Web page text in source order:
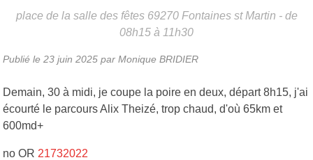
place de la salle des fêtes 69270 Fontaines st Martin - de
08h15 à 11h30
Publié le 23 juin 2025 par Monique BRIDIER
Demain, 30 à midi, je coupe la poire en deux, départ 8h15, j'ai
écourté le parcours Alix Theizé, trop chaud, d'où 65km et
600md+
no OR 21732022